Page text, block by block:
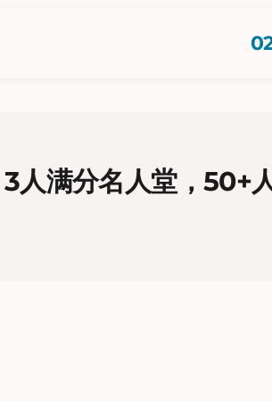
人满分名人堂，50+